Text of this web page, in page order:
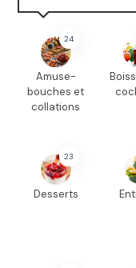
24
Amuse-
bouches et
collations
23
Desserts